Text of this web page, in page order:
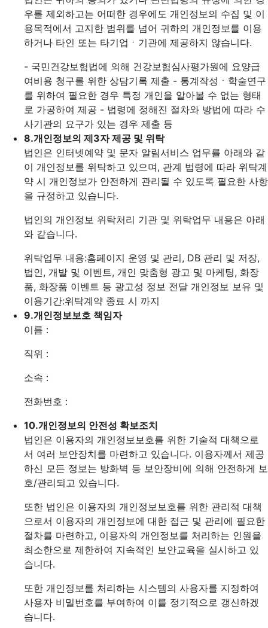
우를 제외하고는 어떠한 경우에도 개인정보의 수집 및 이
용목적에서 고지한 범위를 넘어 귀하의 개인정보를 이용
하거나 타인 또는 타기업ㆍ기관에 제공하지 않습니다.
- 국민건강보험법에 의해 건강보험심사평가원에 요양급
여비용 청구를 위한 상담기록 제출 - 통계작성ㆍ학술연구
를 위하여 필요한 경우 특정 개인을 알아볼 수 없는 형태
로 가공하여 제공 - 법령에 정해진 절차와 방법에 따라 수
사기관의 요구가 있는 경우 제출 등
8.개인정보의 제3자 제공 및 위탁
법인은 인터넷예약 및 문자 알림서비스 업무를 아래와 같
이 개인정보를 위탁하고 있으며, 관계 법령에 따라 위탁계
약 시 개인정보가 안전하게 관리될 수 있도록 필요한 사항
을 규정하고 있습니다.
법인의 개인정보 위탁처리 기관 및 위탁업무 내용은 아래
와 같습니다.
위탁업무 내용:홈페이지 운영 및 관리, DB 관리 및 저장,
법인, 개발 및 이벤트, 개인 맞춤형 광고 및 마케팅, 화장
품, 화장품 이벤트 등 광고성 정보 전달 개인정보 보유 및
이용기간:위탁계약 종료 시 까지
9.개인정보보호 책임자
이름 :
직위 :
소속 :
전화번호 :
10.개인정보의 안전성 확보조치
법인은 이용자의 개인정보보호를 위한 기술적 대책으로
서 여러 보안장치를 마련하고 있습니다. 이용자께서 제공
하신 모든 정보는 방화벽 등 보안장비에 의해 안전하게 보
호/관리되고 있습니다.
또한 법인은 이용자의 개인정보보호를 위한 관리적 대책
으로서 이용자의 개인정보에 대한 접근 및 관리에 필요한
절차를 마련하고, 이용자의 개인정보를 처리하는 인원을
최소한으로 제한하여 지속적인 보안교육을 실시하고 있
습니다.
또한 개인정보를 처리하는 시스템의 사용자를 지정하여
사용자 비밀번호를 부여하여 이를 정기적으로 갱신하겠
습니다.